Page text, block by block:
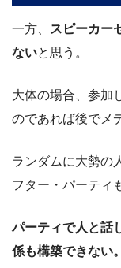
一方、
スピーカー
ないと思う。
大体の場合、参加
のであれば後でメ
ランダムに大勢の
フター・パーティ
パーティで人と話
係も構築できない